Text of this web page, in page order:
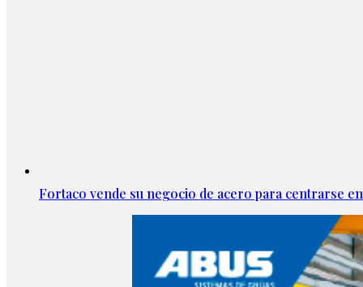
Fortaco vende su negocio de acero para centrarse